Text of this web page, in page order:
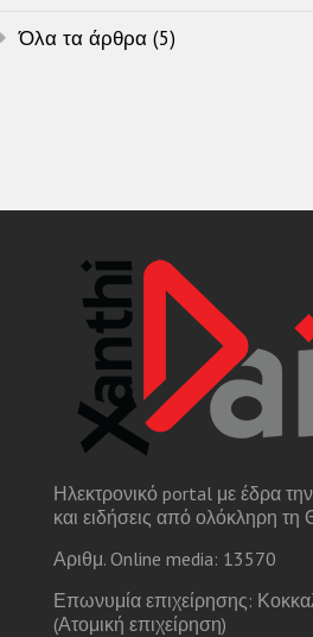
Όλα τα άρθρα (5)
Ηλεκτρονικό portal με έδρα
και ειδήσεις από ολόκληρη τη
Αριθμ. Online media: 13570
Επωνυμία επιχείρησης:
(Ατομική επιχείρηση)